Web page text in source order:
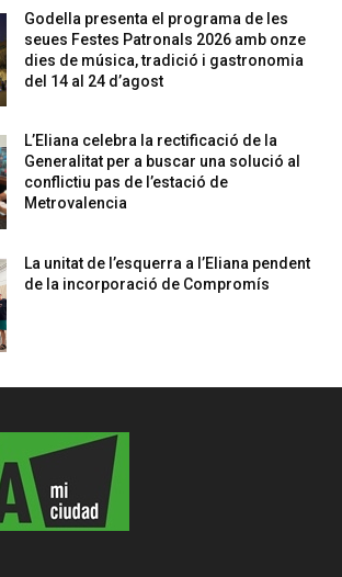
Godella presenta el programa de les
seues Festes Patronals 2026 amb onze
dies de música, tradició i gastronomia
del 14 al 24 d’agost
L’Eliana celebra la rectificació de la
Generalitat per a buscar una solució al
conflictiu pas de l’estació de
Metrovalencia
La unitat de l’esquerra a l’Eliana pendent
de la incorporació de Compromís